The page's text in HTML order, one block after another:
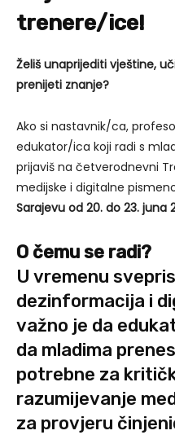
trenere/ice!
Želiš unaprijediti vještine,
prenijeti znanje?
Ako si nastavnik/ca,
edukator/ica koji radi s
prijaviš na četverodnevni
medijske i digitalne
Sarajevu od 20. do 23. juna
O čemu se radi?
U vremenu
dezinformacija i
važno je da
da mladima
potrebne za
razumijevanje
za provjeru